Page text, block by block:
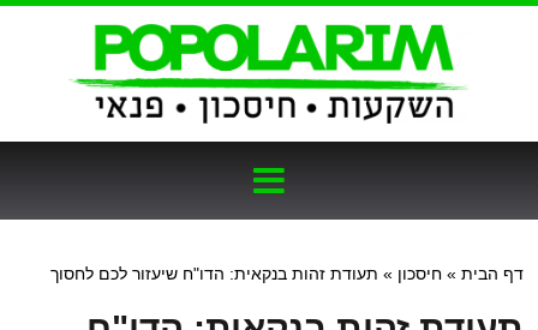
דף הבית » חיסכון » תעודת זהות בנקאית: הדו"ח שיעזור לכם לחסוך